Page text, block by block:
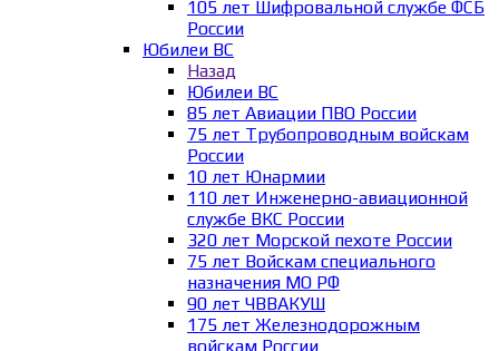
105 лет Шифровальной службе ФСБ
России
Юбилеи ВС
Назад
Юбилеи ВС
85 лет Авиации ПВО России
75 лет Трубопроводным войскам
России
10 лет Юнармии
110 лет Инженерно-авиационной
службе ВКС России
320 лет Морской пехоте России
75 лет Войскам специального
назначения МО РФ
90 лет ЧВВАКУШ
175 лет Железнодорожным
войскам России